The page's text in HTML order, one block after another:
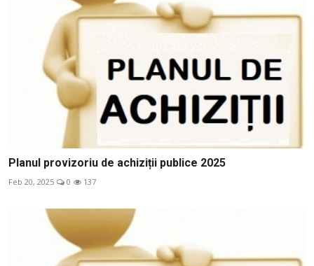
Planul provizoriu de achiziții publice 2025
Feb 20, 2025 0 137